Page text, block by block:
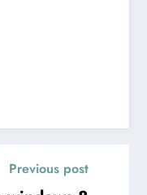
Previous post